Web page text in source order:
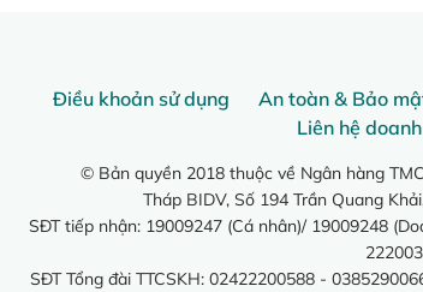
Điều khoản sử dụng An toàn & Bảo
Liên hệ
© Bản quyền 2018 thuộc về Ngân hàng
Tháp BIDV, Số 194 Trần Quang
SĐT tiếp nhận: 19009247 (Cá nhân)/ 19009248
SĐT Tổng đài TTCSKH: 02422200588 -